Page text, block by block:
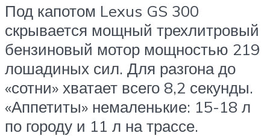
Под капотом Lexus GS 300
скрывается мощный трехлитровый
бензиновый мотор мощностью 219
лошадиных сил. Для разгона до
«сотни» хватает всего 8,2 секунды.
«Аппетиты» немаленькие: 15-18 л
по городу и 11 л на трассе.